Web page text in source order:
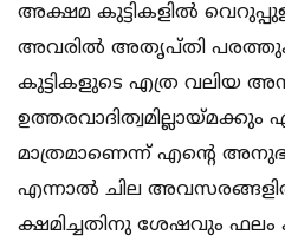
അക്ഷമ കുട്ടികളില്‍
അവരില്‍ അതൃപ്തി
കുട്ടികളുടെ എത്ര വലിയ
ഉത്തരവാദിത്വമില്ലായ്മക്കും
മാത്രമാണെന്ന് എന്റെ
എന്നാല്‍ ചില
ക്ഷമിച്ചതിനു ശേഷവും